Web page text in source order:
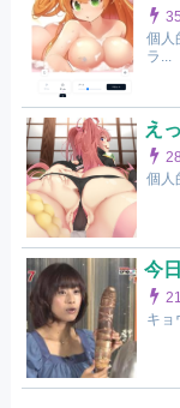
個人
ラ...
え
個人
今
キョ